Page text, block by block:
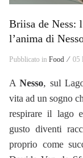
Briisa de Ness:
l’anima di
Pubblicato in Food ⁄ 05
ANesso, sul
vita ad un sogno
respirare il lago
gusto diventi
proprio come